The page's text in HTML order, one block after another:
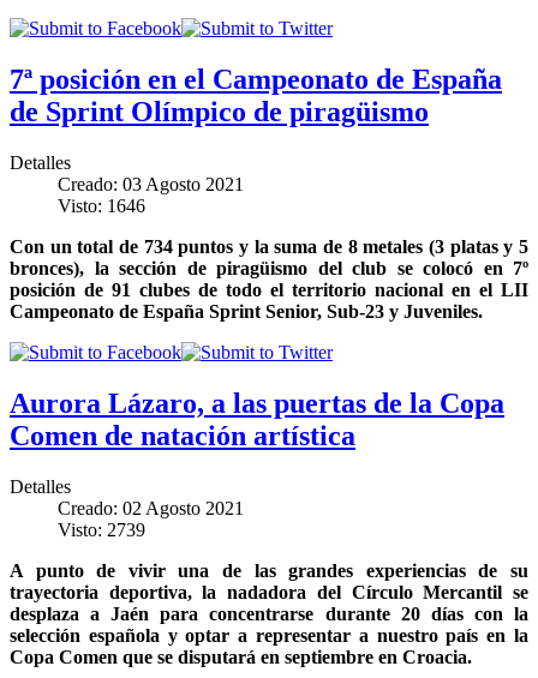
7ª posición en el Campeonato de España
de Sprint Olímpico de piragüismo
Detalles
Creado: 03 Agosto 2021
Visto: 1646
Con un total de 734 puntos y la suma de 8 metales (3 platas y 5
bronces), la sección de piragüismo del club se colocó en 7º
posición de 91 clubes de todo el territorio nacional en el LII
Campeonato de España Sprint Senior, Sub-23 y Juveniles.
Aurora Lázaro, a las puertas de la Copa
Comen de natación artística
Detalles
Creado: 02 Agosto 2021
Visto: 2739
A punto de vivir una de las grandes experiencias de su
trayectoria deportiva, la nadadora del Círculo Mercantil se
desplaza a Jaén para concentrarse durante 20 días con la
selección española y optar a representar a nuestro país en la
Copa Comen que se disputará en septiembre en Croacia.